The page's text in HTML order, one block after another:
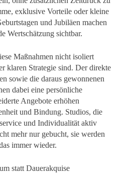
exklusive Vorteile oder kleine
und Jubiläen machen
Wertschätzung sichtbar.
Maßnahmen nicht isoliert
klaren Strategie sind. Der direkte
sowie die daraus gewonnenen
dabei eine persönliche
Angebote erhöhen
und Bindung. Studios, die
und Individualität aktiv
mehr nur gebucht, sie werden
immer wieder.
statt Dauerakquise